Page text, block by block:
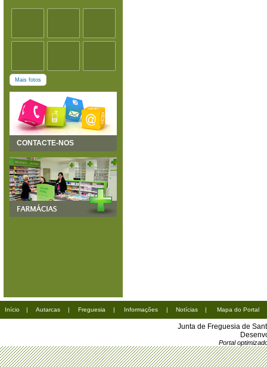
Mais fotos
CONTACTE-NOS
Início | Autarcas | Freguesia | Informações | Notícias | Mapa do Portal
Junta de Freguesia de
Portal